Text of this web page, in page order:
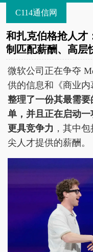
C114通信网
和扎克伯格抢人才
制匹配薪酬、高层
微软公司正在争夺
供的信息和《商业内
整理了一份其最需
单，并且正在启动
更具竞争力 ，其中
尖人才提供的薪酬。